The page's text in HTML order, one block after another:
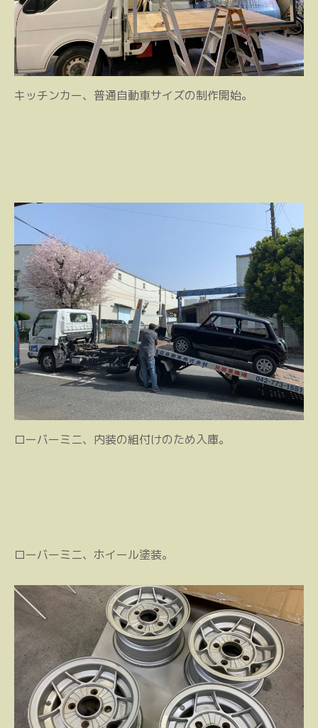
キッチンカー、普通自動車サイズの制作開始。
ローバーミニ、内装の組付けのため入庫。
ローバーミニ、ホイール塗装。